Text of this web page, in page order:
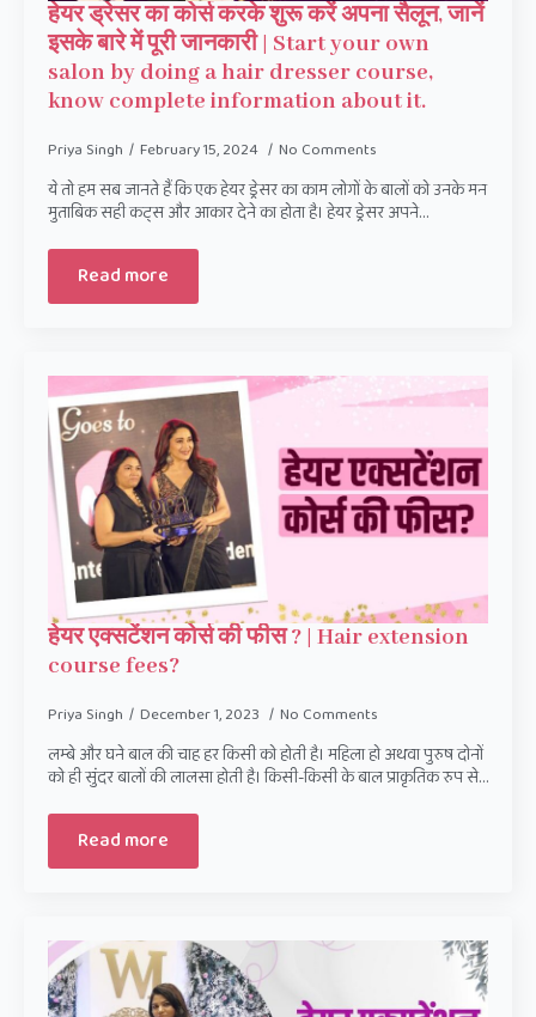
हेयर ड्रेसर का कोर्स करके शुरू करें अपना सैलून, जानें
इसके बारे में पूरी जानकारी | Start your own
salon by doing a hair dresser course,
know complete information about it.
Priya Singh February 15, 2024 No Comments
ये तो हम सब जानते हैं कि एक हेयर ड्रेसर का काम लोगों के बालों को उनके मन
मुताबिक सही कट्स और आकार देने का होता है। हेयर ड्रेसर अपने…
Read more
हेयर एक्सटेंशन कोर्स की फीस ? | Hair extension
course fees?
Priya Singh December 1, 2023 No Comments
लम्बे और घने बाल की चाह हर किसी को होती है। महिला हो अथवा पुरुष दोनों
को ही सुंदर बालों की लालसा होती है। किसी-किसी के बाल प्राकृतिक रुप से…
Read more